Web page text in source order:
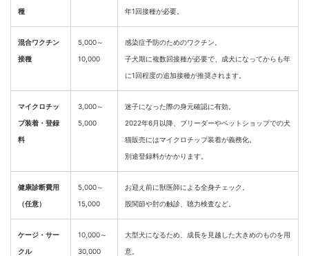
種
年1回接種が必要。
混合ワクチン
接種
5,000～
10,000
感染症予防のためのワクチン。
子犬期に複数回接種が必要で、成犬になってからも年
に1回程度の追加接種が推奨されます。
マイクロチッ
プ装着・登録
料
3,000～
5,000
迷子になった際の身元確認に有効。
2022年6月以降、ブリーダーやペットショップでの犬
猫販売にはマイクロチップ装着が義務化。
別途登録料がかかります。
健康診断費用
（任意）
5,000～
15,000
お迎え前に獣医師による全身チェック。
股関節や肘の触診、聴力検査など。
ケージ・サー
クル
10,000～
30,000
大型犬になるため、成長を見越した大きめのものを用
意。